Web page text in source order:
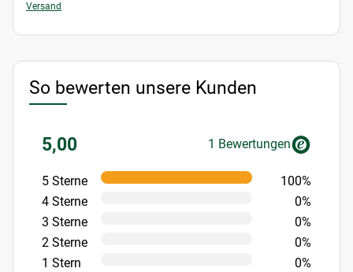
Versand
So bewerten unsere Kunden
5,00 1 Bewertungen
5 Sterne
100%
4 Sterne
0%
3 Sterne
0%
2 Sterne
0%
1 Stern
0%